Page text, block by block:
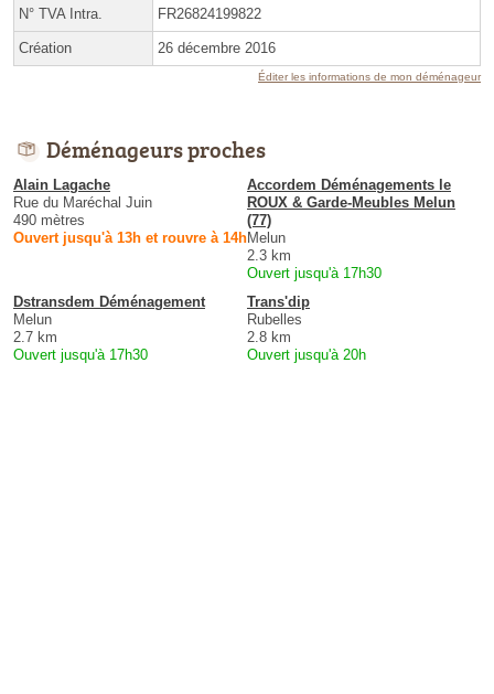
N° TVA Intra. FR26824199822
Création 26 décembre 2016
Éditer les informations de mon déménageur
Déménageurs proches
Alain Lagache
Rue du Maréchal Juin
490 mètres
Ouvert jusqu'à 13h et rouvre à 14h
Accordem Déménagements le
ROUX & Garde-Meubles Melun
(77)
Melun
2.3 km
Ouvert jusqu'à 17h30
Dstransdem Déménagement
Melun
2.7 km
Ouvert jusqu'à 17h30
Trans'dip
Rubelles
2.8 km
Ouvert jusqu'à 20h